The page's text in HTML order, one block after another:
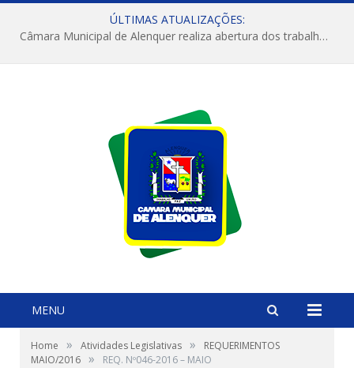
ÚLTIMAS ATUALIZAÇÕES:
Câmara Municipal de Alenquer realiza abertura dos trabalhos do 4º Período Legislativo
MENU
Home » Atividades Legislativas »
REQUERIMENTOS
MAIO/2016 » REQ. Nº046-2016 – MAIO